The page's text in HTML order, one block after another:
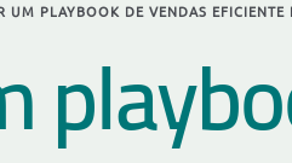
UM PLAYBOOK DE VENDAS EFICIENTE